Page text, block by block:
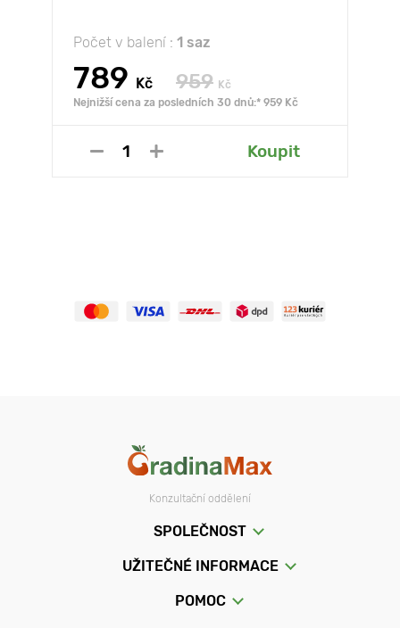
Počet v balení : 1 saz
789 Kč 959 Kč
Nejnižší cena za posledních 30 dnů:* 959 Kč
Koupit
Konzultační oddělení
SPOLEČNOST
UŽITEČNÉ INFORMACE
POMOC